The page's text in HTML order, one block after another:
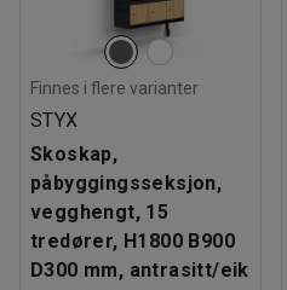
Finnes i flere varianter
STYX
Skoskap,
påbyggingsseksjon,
vegghengt, 15
tredører, H1800 B900
D300 mm, antrasitt/eik